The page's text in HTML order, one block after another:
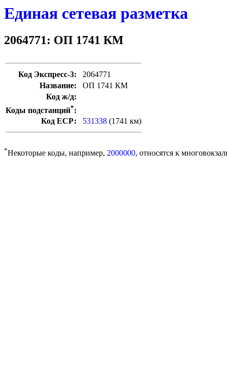
Единая сетевая разметка
2064771: ОП 1741 КМ
Код Экспресс-3:
2064771
Название:
ОП 1741 КМ
Код ж/д:
Коды подстанций*:
Код ЕСР:
531338 (1741 км)
*Некоторые коды, например, 2000000, относятся к